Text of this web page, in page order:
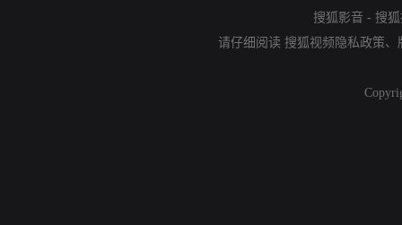
搜狐影音 - 搜
请仔细阅读 搜狐视频隐私政策、